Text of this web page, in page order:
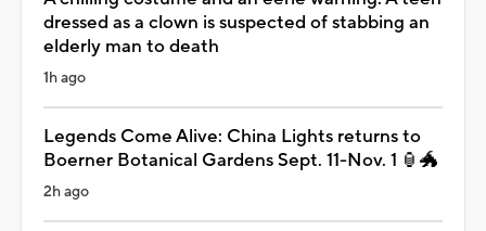
dressed as a clown is suspected of stabbing an
elderly man to death
1h ago
Legends Come Alive: China Lights returns to
Boerner Botanical Gardens Sept. 11-Nov. 1 🏮🐲
2h ago